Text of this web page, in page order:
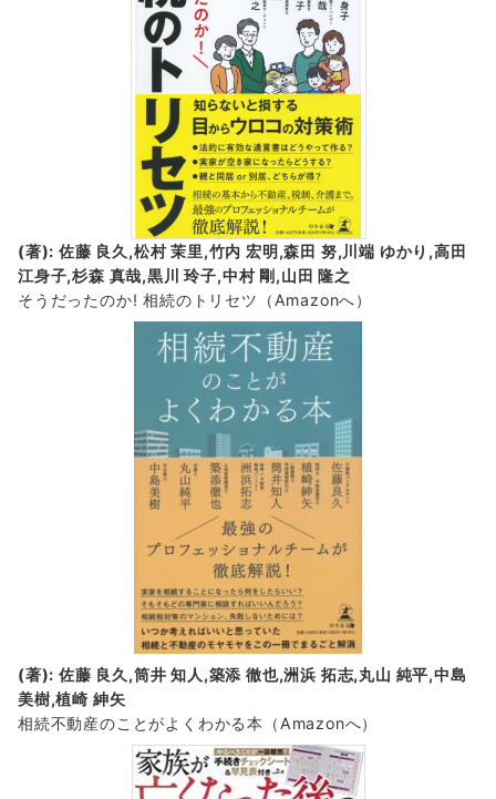
(著): 佐藤 良久,松村 茉里,竹内 宏明,森田 努,川端 ゆかり,高田
江身子,杉森 真哉,黒川 玲子,中村 剛,山田 隆之
そうだったのか! 相続のトリセツ
（Amazonへ）
(著): 佐藤 良久,筒井 知人,築添 徹也,洲浜 拓志,丸山 純平,中島
美樹,植崎 紳矢
相続不動産のことがよくわかる本（Amazonへ）